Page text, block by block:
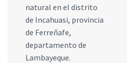
natural en el distrito
de Incahuasi, provincia
de Ferreñafe,
departamento de
Lambayeque.